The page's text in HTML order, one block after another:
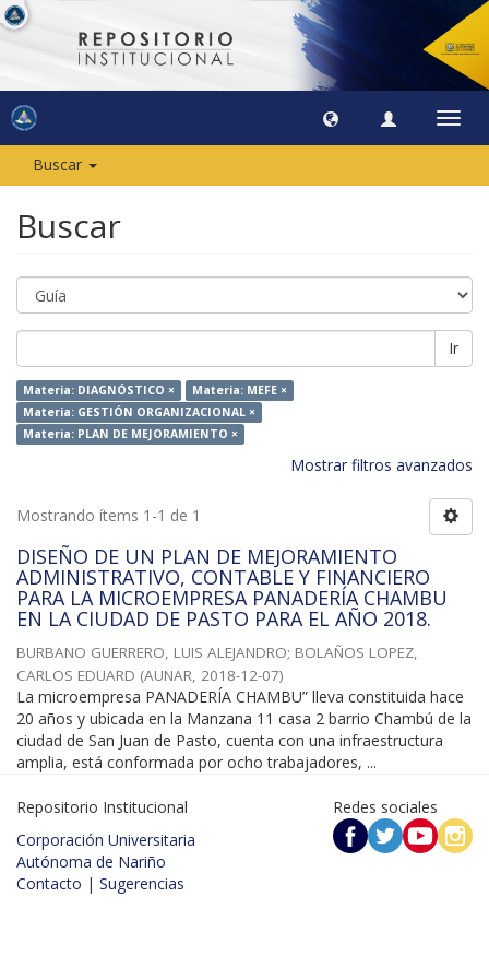
Buscar
Buscar
Ir
Materia: DIAGNÓSTICO ×
Materia: MEFE ×
Materia: GESTIÓN ORGANIZACIONAL ×
Materia: PLAN DE MEJORAMIENTO ×
Mostrar filtros avanzados
Mostrando ítems 1-1 de 1
DISEÑO DE UN PLAN DE MEJORAMIENTO
ADMINISTRATIVO, CONTABLE Y FINANCIERO
PARA LA MICROEMPRESA PANADERÍA CHAMBU
EN LA CIUDAD DE PASTO PARA EL AÑO 2018.
BURBANO GUERRERO, LUIS ALEJANDRO; BOLAÑOS LOPEZ,
CARLOS EDUARD (AUNAR, 2018-12-07)
La microempresa PANADERÍA CHAMBU” lleva constituida hace
20 años y ubicada en la Manzana 11 casa 2 barrio Chambú de la
ciudad de San Juan de Pasto, cuenta con una infraestructura
amplia, está conformada por ocho trabajadores, ...
Repositorio Institucional
Corporación Universitaria
Autónoma de Nariño
Contacto | Sugerencias
Redes sociales